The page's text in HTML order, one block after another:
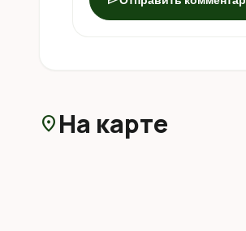
location_on На карте